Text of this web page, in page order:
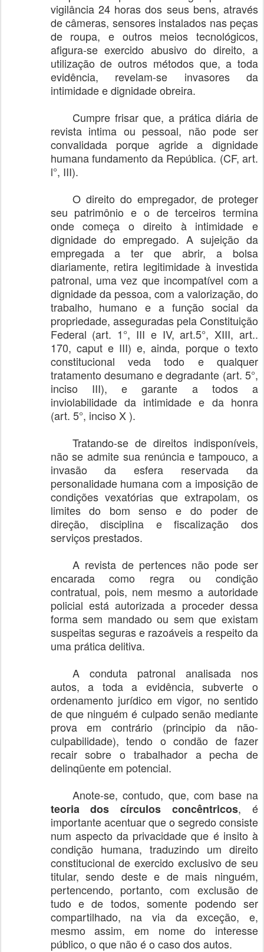
vigilância 24 horas dos seus bens, através
de câmeras, sensores instalados nas peças
de roupa, e outros meios tecnológicos,
afigura-se exercido abusivo do direito, a
utilização de outros métodos que, a toda
evidência, revelam-se invasores da
intimidade e dignidade obreira.
Cumpre frisar que, a prática diária de
revista intima ou pessoal, não pode ser
convalidada porque agride a dignidade
humana fundamento da República. (CF, art.
l°, III).
O direito do empregador, de proteger
seu patrimônio e o de terceiros termina
onde começa o direito à intimidade e
dignidade do empregado. A sujeição da
empregada a ter que abrir, a bolsa
diariamente, retira legitimidade à investida
patronal, uma vez que incompatível com a
dignidade da pessoa, com a valorização, do
trabalho, humano e a função social da
propriedade, asseguradas pela Constituição
Federal (art. 1°, III e IV, art.5°, XIII, art..
170, caput e III) e, ainda, porque o texto
constitucional veda todo e qualquer
tratamento desumano e degradante (art. 5°,
inciso III), e garante a todos a
inviolabilidade da intimidade e da honra
(art. 5°, inciso X ).
Tratando-se de direitos indisponíveis,
não se admite sua renúncia e tampouco, a
invasão da esfera reservada da
personalidade humana com a imposição de
condições vexatórias que extrapolam, os
limites do bom senso e do poder de
direção, disciplina e fiscalização dos
serviços prestados.
A revista de pertences não pode ser
encarada como regra ou condição
contratual, pois, nem mesmo a autoridade
policial está autorizada a proceder dessa
forma sem mandado ou sem que existam
suspeitas seguras e razoáveis a respeito da
uma prática delitiva.
A conduta patronal analisada nos
autos, a toda a evidência, subverte o
ordenamento jurídico em vigor, no sentido
de que ninguém é culpado senão mediante
prova em contrário (principio da não-
culpabilidade), tendo o condão de fazer
recair sobre o trabalhador a pecha de
delinqüente em potencial.
Anote-se, contudo, que, com base na
teoria dos círculos concêntricos, é
importante acentuar que o segredo consiste
num aspecto da privacidade que é insito à
condição humana, traduzindo um direito
constitucional de exercido exclusivo de seu
titular, sendo deste e de mais ninguém,
pertencendo, portanto, com exclusão de
tudo e de todos, somente podendo ser
compartilhado, na via da exceção, e,
mesmo assim, em nome do interesse
público, o que não é o caso dos autos.